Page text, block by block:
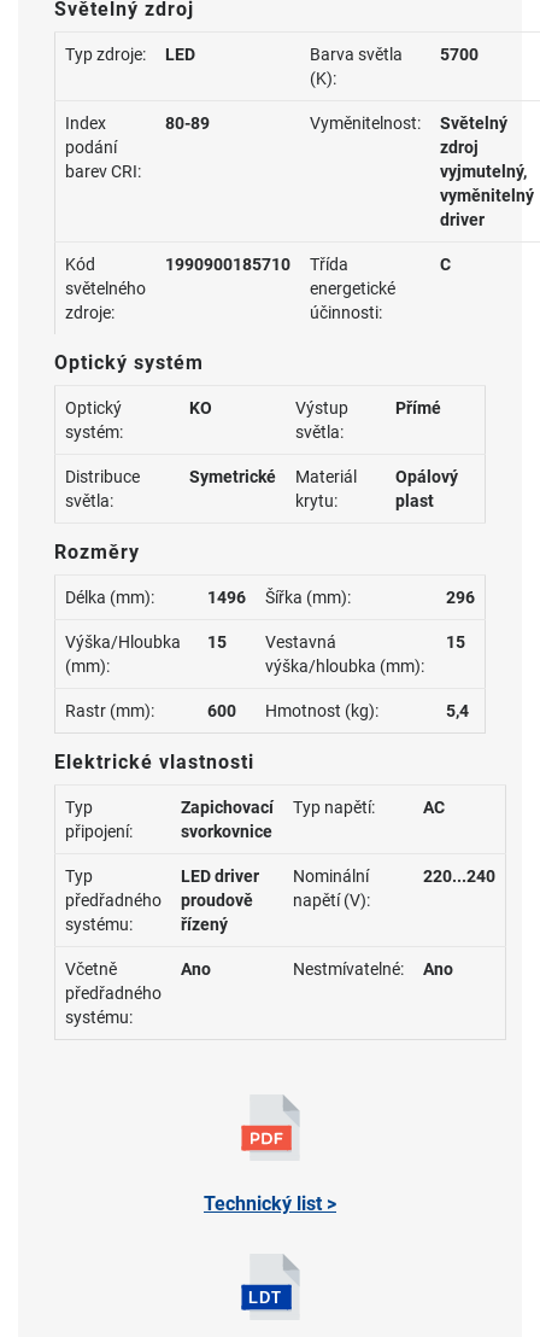
Světelný zdroj
Typ zdroje: LED
Barva světla
(K):
5700
Index
podání
barev CRI:
80-89 Vyměnitelnost:
Světelný
zdroj
vyjmutelný,
vyměnitelný
driver
Kód
světelného
zdroje:
1990900185710
Třída
energetické
účinnosti:
C
Optický systém
Optický
systém:
KO
Výstup
světla:
Přímé
Distribuce
světla:
Symetrické
Materiál
krytu:
Opálový
plast
Rozměry
Délka (mm): 1496 Šířka (mm): 296
Výška/Hloubka
(mm):
15
Vestavná
výška/hloubka (mm):
15
Rastr (mm): 600 Hmotnost (kg): 5,4
Elektrické vlastnosti
Typ
připojení:
Zapichovací
svorkovnice
Typ napětí: AC
Typ
předřadného
systému:
LED driver
proudově
řízený
Nominální
napětí (V):
220...240
Včetně
předřadného
systému:
Ano Nestmívatelné: Ano
Technický list >